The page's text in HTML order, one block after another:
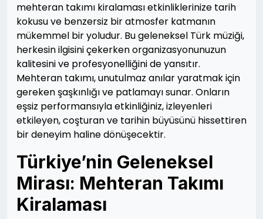
mehteran takımı kiralaması etkinliklerinize tarih
kokusu ve benzersiz bir atmosfer katmanın
mükemmel bir yoludur. Bu geleneksel Türk müziği,
herkesin ilgisini çekerken organizasyonunuzun
kalitesini ve profesyonelliğini de yansıtır.
Mehteran takımı, unutulmaz anılar yaratmak için
gereken şaşkınlığı ve patlamayı sunar. Onların
eşsiz performansıyla etkinliğiniz, izleyenleri
etkileyen, coşturan ve tarihin büyüsünü hissettiren
bir deneyim haline dönüşecektir.
Türkiye’nin Geleneksel
Mirası: Mehteran Takımı
Kiralaması